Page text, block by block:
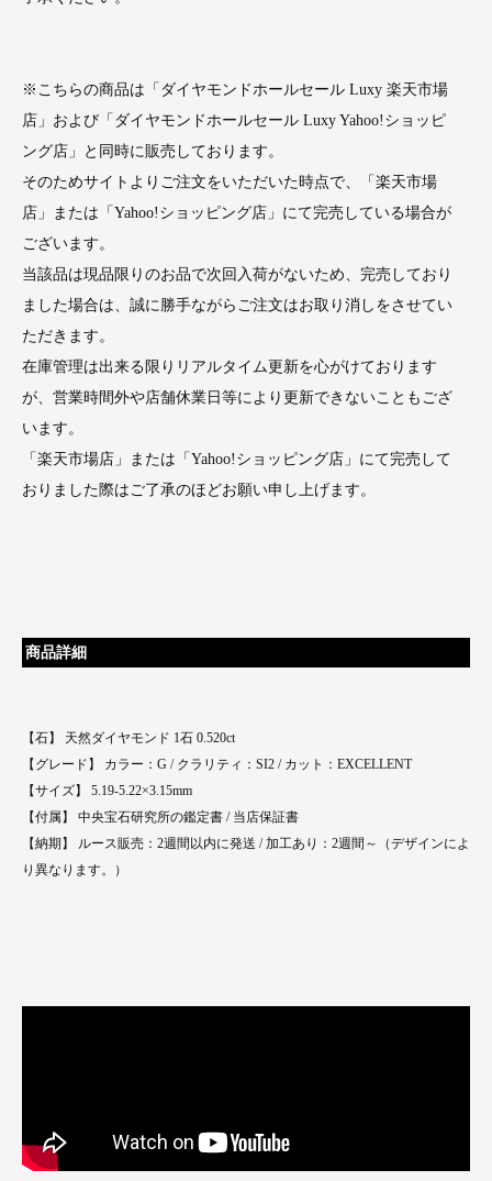
※こちらの商品は「ダイヤモンドホールセール Luxy 楽天市場
店」および「ダイヤモンドホールセール Luxy Yahoo!ショッピ
ング店」と同時に販売しております。
そのためサイトよりご注文をいただいた時点で、「楽天市場
店」または「Yahoo!ショッピング店」にて完売している場合が
ございます。
当該品は現品限りのお品で次回入荷がないため、完売しており
ました場合は、誠に勝手ながらご注文はお取り消しをさせてい
ただきます。
在庫管理は出来る限りリアルタイム更新を心がけております
が、営業時間外や店舗休業日等により更新できないこともござ
います。
「楽天市場店」または「Yahoo!ショッピング店」にて完売して
おりました際はご了承のほどお願い申し上げます。
商品詳細
【石】 天然ダイヤモンド 1石 0.520ct
【グレード】 カラー：G / クラリティ：SI2 / カット：EXCELLENT
【サイズ】 5.19-5.22×3.15mm
【付属】 中央宝石研究所の鑑定書 / 当店保証書
【納期】 ルース販売：2週間以内に発送 / 加工あり：2週間～（デザインによ
り異なります。）